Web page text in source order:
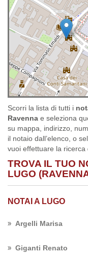
Scorri la lista di tutti i
Ravenna e seleziona
su mappa, indirizzo,
il notaio dall’elenco, o
vuoi effettuare la ricerca
TROVA IL TUO
LUGO
NOTAI A LUGO
Argelli Marisa
Giganti Renato